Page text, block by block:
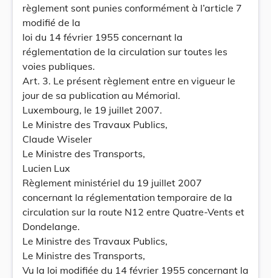
règlement sont punies conformément à l’article 7
modifié de la
loi du 14 février 1955 concernant la
réglementation de la circulation sur toutes les
voies publiques.
Art. 3. Le présent règlement entre en vigueur le
jour de sa publication au Mémorial.
Luxembourg, le 19 juillet 2007.
Le Ministre des Travaux Publics,
Claude Wiseler
Le Ministre des Transports,
Lucien Lux
Règlement ministériel du 19 juillet 2007
concernant la réglementation temporaire de la
circulation sur la route N12 entre Quatre-Vents et
Dondelange.
Le Ministre des Travaux Publics,
Le Ministre des Transports,
Vu la loi modifiée du 14 février 1955 concernant la